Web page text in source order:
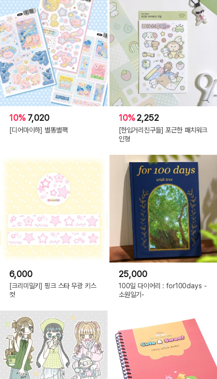
10% 7,020
[디어마이하] 별똥별팩
10%2,252
[한입거리친구들] 포근한 패치워크
인형
6,000
[크리미밀키] 핑크 스타 무광 키스
컷
25,000
100일 다이어리 : for100days -
소원일기-